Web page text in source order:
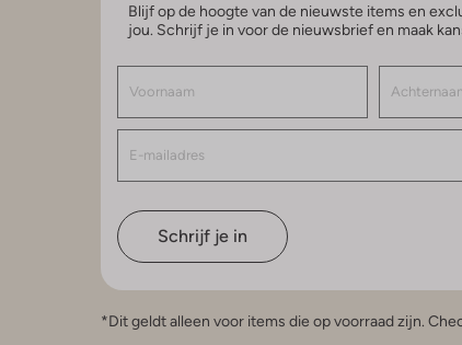
Blijf op de hoogte van de nieuwste items en
jou. Schrijf je in voor de nieuwsbrief en maak
Schrijf je in
*Dit geldt alleen voor items die op voorraad zijn.